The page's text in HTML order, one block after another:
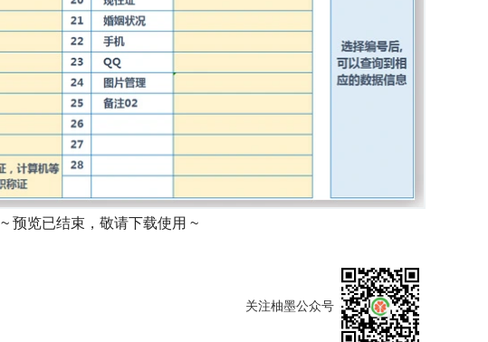
~ 预览已结束，敬请下载使用 ~
关注柚墨公众号